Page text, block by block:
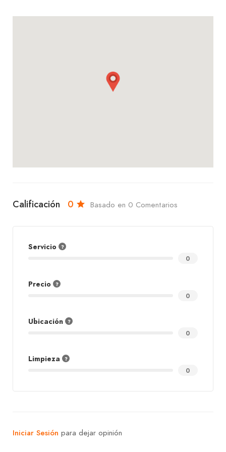
2do y 3er anillo. Ya sea para disfrutar de una
comida deliciosa, una bebida refrescante o
Calificación 0 Basado en 0 Comentarios
Servicio
0
Precio
0
Ubicación
0
Limpieza
0
Iniciar Sesión para dejar opinión